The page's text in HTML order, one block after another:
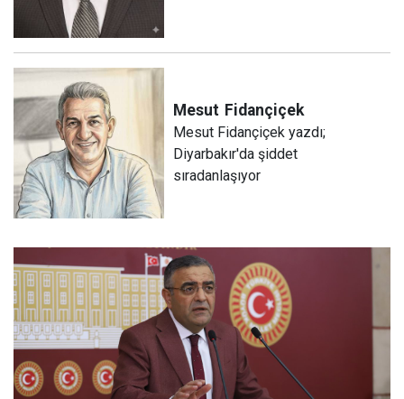
Mesut Fidançiçek
Mesut Fidançiçek yazdı;
Diyarbakır'da şiddet
sıradanlaşıyor